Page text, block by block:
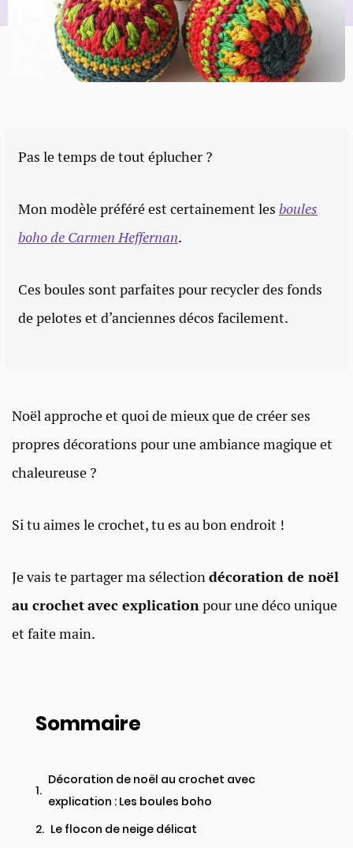
Pas le temps de tout éplucher ?
Mon modèle préféré est certainement les boules
boho de Carmen Heffernan.
Ces boules sont parfaites pour recycler des fonds
de pelotes et d’anciennes décos facilement.
Noël approche et quoi de mieux que de créer ses
propres décorations pour une ambiance magique et
chaleureuse ?
Si tu aimes le crochet, tu es au bon endroit !
Je vais te partager ma sélectiondécoration de noël
au crochetavec explicationpour une déco unique
et faite main.
Sommaire
Décoration de noël au crochet avec
explication : Les boules boho
Le flocon de neige délicat